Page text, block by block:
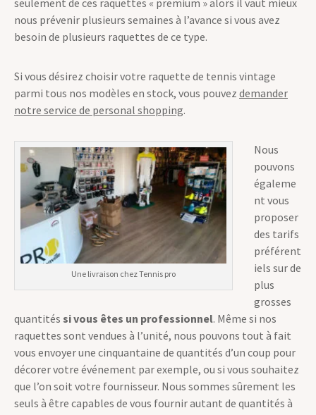
nous prévenir plusieurs semaines à l’avance si vous avez
besoin de plusieurs raquettes de ce type.
Si vous désirez choisir votre raquette de tennis vintage
parmi tous nos modèles en stock, vous pouvez demander
notre service de personal shopping.
Une livraison chez Tennis pro
Nous
pouvons
égaleme
nt vous
proposer
des tarifs
préférent
iels sur de
plus
grosses
quantités si vous êtes un professionnel. Même si nos
raquettes sont vendues à l’unité, nous pouvons tout à fait
vous envoyer une cinquantaine de quantités d’un coup pour
décorer votre événement par exemple, ou si vous souhaitez
que l’on soit votre fournisseur. Nous sommes sûrement les
seuls à être capables de vous fournir autant de quantités à